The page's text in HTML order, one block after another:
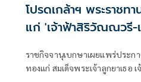
โปรดเกล้าฯ พระราชท
แก่ 'เจ้าฟ้าสิริวัณณวรี-
ราชกิจจานุเบกษาเผยแพร่ประ
ทองแก่ สมเด็จพระเจ้าลูกยาเธอ